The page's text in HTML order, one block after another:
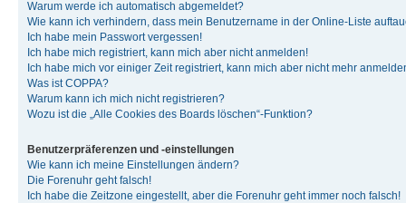
Warum werde ich automatisch abgemeldet?
Wie kann ich verhindern, dass mein Benutzername in der Online-Liste
Ich habe mein Passwort vergessen!
Ich habe mich registriert, kann mich aber nicht anmelden!
Ich habe mich vor einiger Zeit registriert, kann mich aber nicht mehr
Was ist COPPA?
Warum kann ich mich nicht registrieren?
Wozu ist die „Alle Cookies des Boards löschen“-Funktion?
Benutzerpräferenzen und -einstellungen
Wie kann ich meine Einstellungen ändern?
Die Forenuhr geht falsch!
Ich habe die Zeitzone eingestellt, aber die Forenuhr geht immer noch falsch!